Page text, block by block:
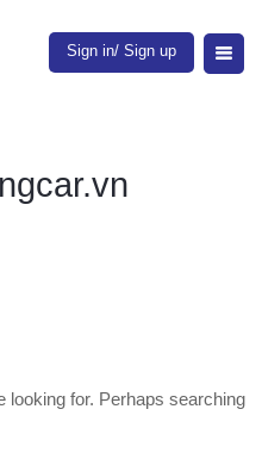
Sign in/ Sign up
looking for. Perhaps searching